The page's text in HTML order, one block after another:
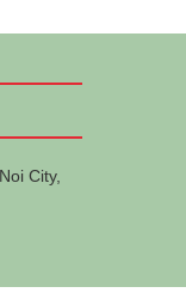
City,